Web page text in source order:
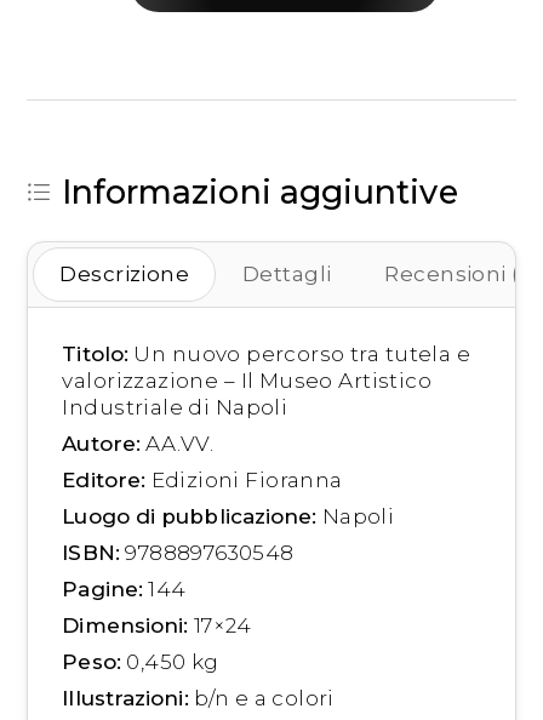
Informazioni aggiuntive
Descrizione Dettagli Recensioni (0)
Titolo: Un nuovo percorso tra tutela e
valorizzazione – Il Museo Artistico
Industriale di Napoli
Autore: AA.VV.
Editore: Edizioni Fioranna
Luogo di pubblicazione: Napoli
ISBN: 9788897630548
Pagine: 144
Dimensioni: 17×24
Peso: 0,450 kg
Illustrazioni: b/n e a colori